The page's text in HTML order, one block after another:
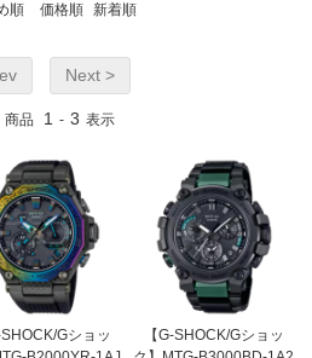
順 価格順 新着順
Next >
商品 1 - 3 表示
SHOCK/Gショッ
【G-SHOCK/Gショッ